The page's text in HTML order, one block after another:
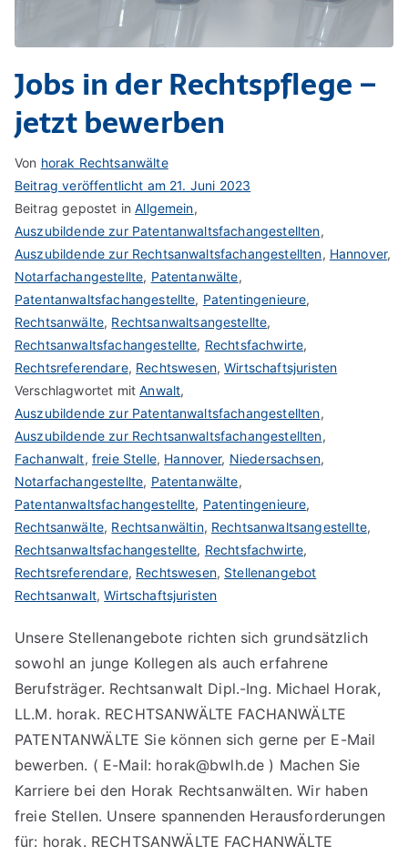
Jobs in der Rechtspflege –
jetzt bewerben
Von horak Rechtsanwälte
Beitrag veröffentlicht am 21. Juni 2023
Beitrag gepostet inAllgemein,
Auszubildende zur Patentanwaltsfachangestellten,
Auszubildende zur Rechtsanwaltsfachangestellten, Hannover,
Notarfachangestellte, Patentanwälte,
Patentanwaltsfachangestellte, Patentingenieure,
Rechtsanwälte, Rechtsanwaltsangestellte,
Rechtsanwaltsfachangestellte, Rechtsfachwirte,
Rechtsreferendare, Rechtswesen,Wirtschaftsjuristen
Verschlagwortet mitAnwalt,
Auszubildende zur Patentanwaltsfachangestellten,
Auszubildende zur Rechtsanwaltsfachangestellten,
Fachanwalt, freie Stelle, Hannover, Niedersachsen,
Notarfachangestellte, Patentanwälte,
Patentanwaltsfachangestellte, Patentingenieure,
Rechtsanwälte, Rechtsanwältin, Rechtsanwaltsangestellte,
Rechtsanwaltsfachangestellte, Rechtsfachwirte,
Rechtsreferendare, Rechtswesen, Stellenangebot
Rechtsanwalt,Wirtschaftsjuristen
Unsere Stellenangebote richten sich grundsätzlich
sowohl an junge Kollegen als auch erfahrene
Berufsträger. Rechtsanwalt Dipl.-Ing. Michael Horak,
LL.M. horak. RECHTSANWÄLTE FACHANWÄLTE
PATENTANWÄLTE Sie können sich gerne per E-Mail
bewerben. ( E-Mail: horak@bwlh.de ) Machen Sie
Karriere bei den Horak Rechtsanwälten. Wir haben
freie Stellen. Unsere spannenden Herausforderungen
für: horak. RECHTSANWÄLTE FACHANWÄLTE